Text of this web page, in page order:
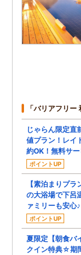
「バリアフリ
じゃらん限定直
値プラン！レイ
約OK！無料サー
ポイントUP
【素泊まりプ
の大浴場で下呂
ァミリーも安心♪
ポイントUP
夏限定【朝食バ
クイン特典☆期